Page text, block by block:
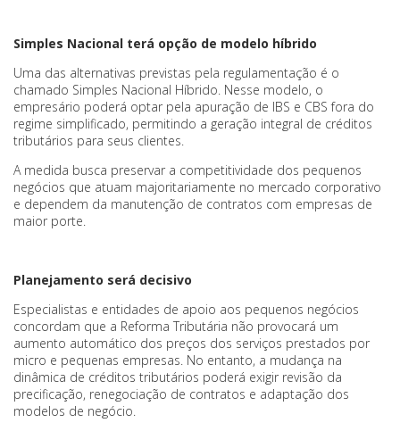
Simples Nacional terá opção de modelo híbrido
Uma das alternativas previstas pela regulamentação é o
chamado Simples Nacional Híbrido. Nesse modelo, o
empresário poderá optar pela apuração de IBS e CBS fora do
regime simplificado, permitindo a geração integral de créditos
tributários para seus clientes.
A medida busca preservar a competitividade dos pequenos
negócios que atuam majoritariamente no mercado corporativo
e dependem da manutenção de contratos com empresas de
maior porte.
Planejamento será decisivo
Especialistas e entidades de apoio aos pequenos negócios
concordam que a Reforma Tributária não provocará um
aumento automático dos preços dos serviços prestados por
micro e pequenas empresas. No entanto, a mudança na
dinâmica de créditos tributários poderá exigir revisão da
precificação, renegociação de contratos e adaptação dos
modelos de negócio.